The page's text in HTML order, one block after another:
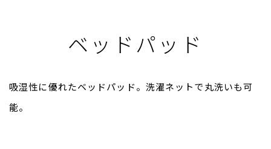
ベッドパッド
吸湿性に優れたベッドパッド。洗濯ネットで丸洗いも可
能。